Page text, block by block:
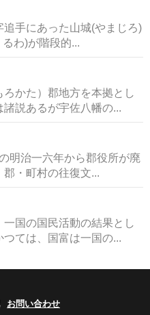
手にあった山城(やまじろ)
わ)が階段的...
かた）郡地方を本拠とし
説あるが宇佐八幡の...
明治一六年から郡役所が廃
・町村の往復文...
国の国民活動の結果とし
ては、国富は一国の...
お問い合わせ